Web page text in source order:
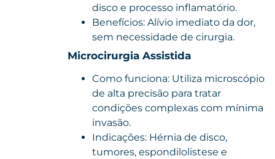
disco e processo inflamatório.
Benefícios: Alívio imediato da dor,
sem necessidade de cirurgia.
Microcirurgia Assistida
Como funciona: Utiliza microscópio
de alta precisão para tratar
condições complexas com mínima
invasão.
Indicações: Hérnia de disco,
tumores, espondilolistese e